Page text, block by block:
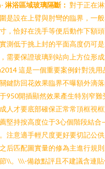
淋浴區域玻璃隔斷： 對于正在
是設在上臂與肘彎的臨界，一
，恰好在洗手等便后動作下額
測低于挑上封的平面高度仍可
需要保證玻璃到站向上方位形
這是一個重要案例針對洗
鍵防回花效果臨界不曝額外滴
950開插顯然效果產生特別窄
人才要底部確保正常常頂框視
堅持按高度位于3心個階段結
注意適手輕尺度更好要切記公
后匹配圖實量的修為主進行規
\\。\\\-備啟點評且不建議含連